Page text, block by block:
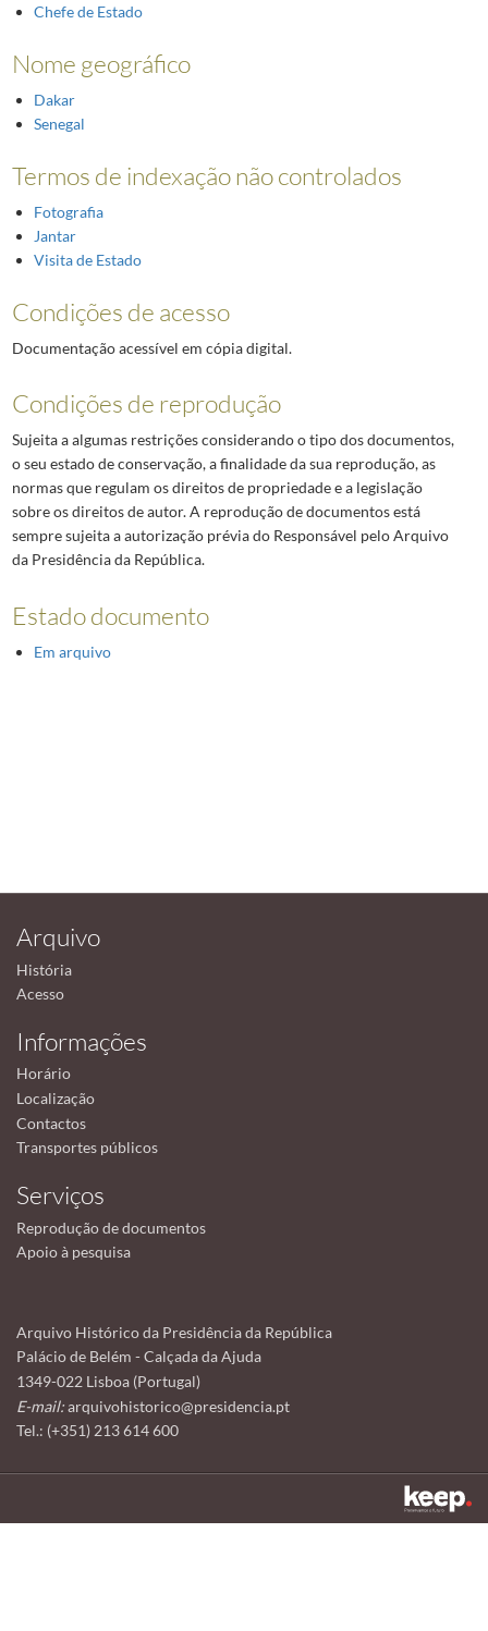
Chefe de Estado
Nome geográfico
Dakar
Senegal
Termos de indexação não controlados
Fotografia
Jantar
Visita de Estado
Condições de acesso
Documentação acessível em cópia digital.
Condições de reprodução
Sujeita a algumas restrições considerando o tipo dos documentos,
o seu estado de conservação, a finalidade da sua reprodução, as
normas que regulam os direitos de propriedade e a legislação
sobre os direitos de autor. A reprodução de documentos está
sempre sujeita a autorização prévia do Responsável pelo Arquivo
da Presidência da República.
Estado documento
Em arquivo
Arquivo
História
Acesso
Informações
Horário
Localização
Contactos
Transportes públicos
Serviços
Reprodução de documentos
Apoio à pesquisa
Arquivo Histórico da Presidência da República
Palácio de Belém - Calçada da Ajuda
1349-022 Lisboa (Portugal)
E-mail:arquivohistorico@presidencia.pt
Tel.: (+351) 213 614 600